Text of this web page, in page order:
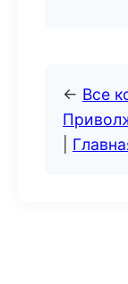
← Все